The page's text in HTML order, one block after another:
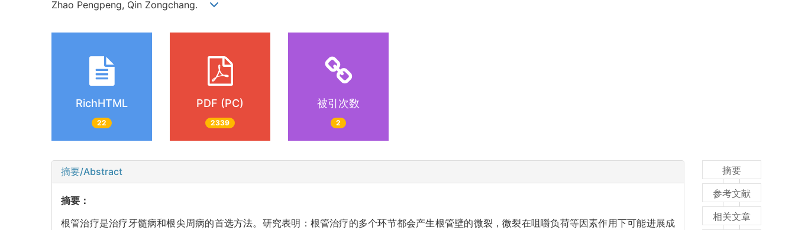
Zhao Pengpeng, Qin Zongchang.
RichHTML
22
PDF (PC)
2339
被引次数
2
摘要/Abstract
摘要：
根管治疗是治疗牙髓病和根尖周病的首选方法。研究表明：根管治疗的多个环节都会产生根管壁的微裂，微裂在咀嚼负荷等因素作用下可能进展成
摘要
参考文献
相关文章